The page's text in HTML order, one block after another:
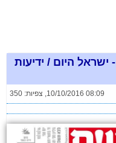
כותרות עיתונים 10/10/2016 - ישראל היום / ידיעות
10/10/2016 08:09
, צפיות: 350